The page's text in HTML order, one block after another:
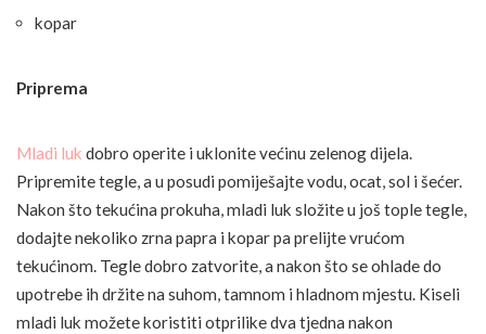
kopar
Priprema
Mladi luk dobro operite i uklonite većinu zelenog dijela.
Pripremite tegle, a u posudi pomiješajte vodu, ocat, sol i šećer.
Nakon što tekućina prokuha, mladi luk složite u još tople tegle,
dodajte nekoliko zrna papra i kopar pa prelijte vrućom
tekućinom. Tegle dobro zatvorite, a nakon što se ohlade do
upotrebe ih držite na suhom, tamnom i hladnom mjestu. Kiseli
mladi luk možete koristiti otprilike dva tjedna nakon